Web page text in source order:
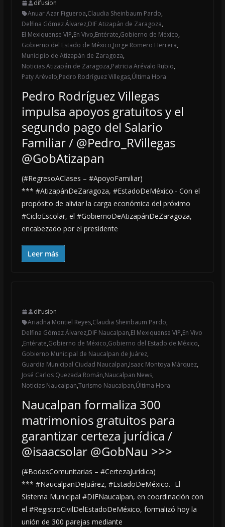
difusion
Anuar Azar Figueroa,Claudia Sheinbaum Pardo,
Delfina Gómez Álvarez,DIF Atizapán de Zaragoza,
El Mexiquense VIP,En Vivo,Entérate,Gobierno de México,
Gobierno del Estado de México,Jorge Romero Herrera,
Municipio de Atizapán de Zaragoza,
Noticias Atizapán de Zaragoza,Patricia Arévalo Rubio,
Paty Arévalo,Pedro Rodríguez Villegas,Última Hora
Pedro Rodríguez Villegas
impulsa apoyos gratuitos y el
segundo pago del Salario
Familiar / @Pedro_RVillegas
@GobAtizapan
(#RegresoAClases – #ApoyoFamiliar)
*** #AtizapánDeZaragoza, #EstadoDeMéxico.- Con el
propósito de aliviar la carga económica del próximo
#CicloEscolar, el #GobiernoDeAtizapánDeZaragoza,
encabezado por el presidente
Leer más
difusion
Ariadna Montiel Reyes,Claudia Sheinbaum Pardo,
Delfina Gómez Álvarez,DIF Naucalpan,El Mexiquense VIP,En Vivo
,Entérate,Gobierno de México,Gobierno del Estado de México,
Gobierno Municipal de Naucalpan de Juárez,
Guardia Municipal Ciudad Naucalpan,Isaac Montoya Márquez,
José Carlos Quezada Román,Naucalpan News,
Noticias Naucalpan,Turismo Naucalpan,Última Hora
Naucalpan formaliza 300
matrimonios gratuitos para
garantizar certeza jurídica /
@isaacsolar @GobNau >>>
(#BodasComunitarias – #CertezaJurídica)
*** #NaucalpanDeJuárez, #EstadoDeMéxico.- El
Sistema Municipal #DIFNaucalpan, en coordinación con
el #RegistroCivilDelEstadoDeMéxico, formalizó hoy la
unión de 300 parejas mediante